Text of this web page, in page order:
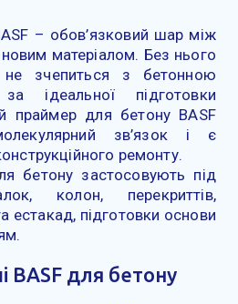
– обов’язковий шар між
матеріалом. Без нього
не зчепиться з бетонною
ідеальної підготовки
праймер для бетону BASF
зв’язок і є
ремонту.
бетону застосовують під
колон, перекриттів,
естакад, підготовки основи
BASF для бетону